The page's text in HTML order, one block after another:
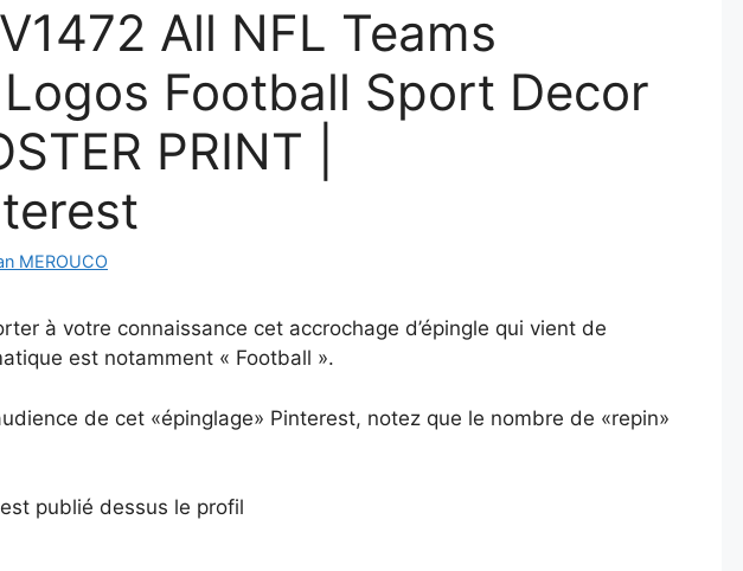
All NFL Teams
Football Sport Decor
PRINT |
MEROUCO
à votre connaissance cet accrochage d’épingle qui vient de
est notamment « Football ».
de cet «épinglage» Pinterest, notez que le nombre de «repin»
publié dessus le profil